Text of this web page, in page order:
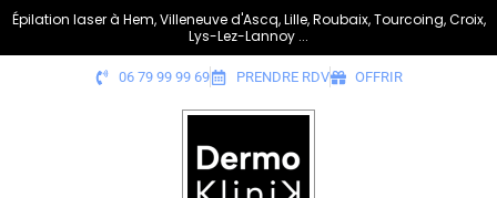
Épilation laser à Hem, Villeneuve d'Ascq, Lille, Roubaix, Tourcoing, Croix,
Lys-Lez-Lannoy ...
06 79 99 99 69 PRENDRE RDV OFFRIR